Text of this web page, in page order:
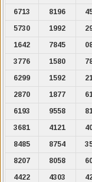
6713
8196
5730
1992
1642
7845
3776
1580
6299
1592
2870
1877
6193
9558
3681
4121
8485
8754
8207
8058
4422
4303